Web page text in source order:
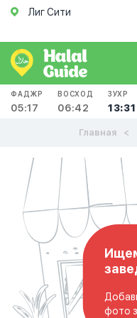
Лиг Сити
ФАДЖР
05:17
ВОСХОД
06:42
ЗУХР
13:31
Главная
фото